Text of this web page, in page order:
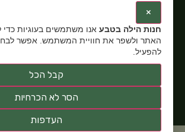
×
חנות הילה בטבע אנו משתמשים בעוגיות
האתר ולשפר את חוויית המשתמש. אפשר לבחור
להפעיל.
קבל הכל
הסר לא הכרחיות
העדפות